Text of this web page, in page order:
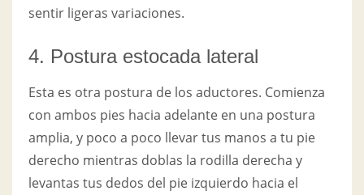
sentir ligeras variaciones.
4. Postura estocada lateral
Esta es otra postura de los aductores. Comienza
con ambos pies hacia adelante en una postura
amplia, y poco a poco llevar tus manos a tu pie
derecho mientras doblas la rodilla derecha y
levantas tus dedos del pie izquierdo hacia el